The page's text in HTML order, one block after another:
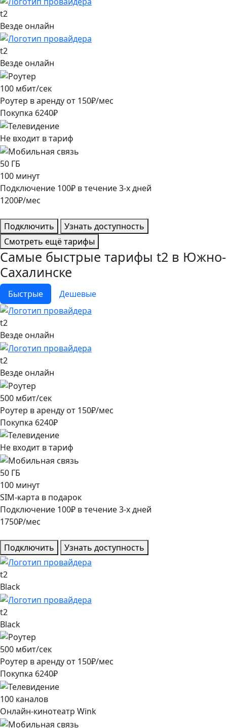
t2
Везде онлайн
t2
Везде онлайн
100 мбит/сек
Роутер в аренду от 150₽/мес
Покупка 6240₽
Не входит в тариф
50 ГБ
100 минут
Подключение 100₽ в течение3-х дней
1200₽/мес
Подключить
Узнать доступность
Смотреть ещё тарифы
Самые быстрые тарифы t2 в Южно-
Сахалинске
Быстрые Дешевые
t2
Везде онлайн
t2
Везде онлайн
500 мбит/сек
Роутер в аренду от 150₽/мес
Покупка 6240₽
Не входит в тариф
50 ГБ
100 минут
SIM-карта в подарок
Подключение 100₽ в течение3-х дней
1750₽/мес
Подключить Узнать доступность
t2
Black
t2
Black
500 мбит/сек
Роутер в аренду от 150₽/мес
Покупка 6240₽
100 каналов
Онлайн-кинотеатр Wink